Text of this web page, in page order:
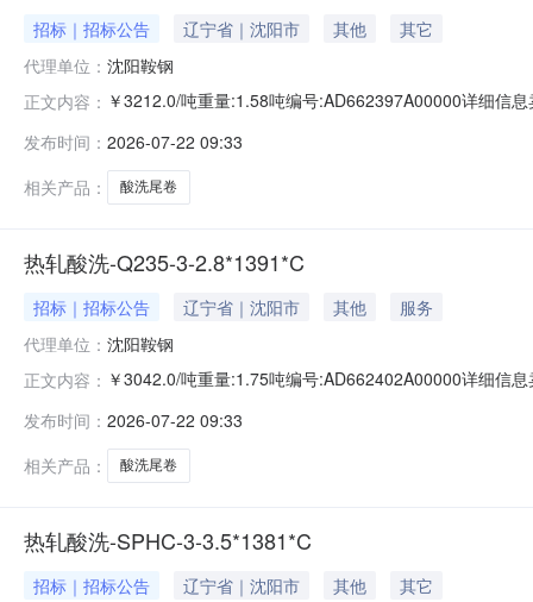
招标｜招标公告 辽宁省｜沈阳市 其他
其它
代理单位： 沈阳鞍钢
正文内容： ￥3212.0/吨重量:1.58吨编号:AD662397A00000详细信
求产线名称:冷轧1#线锌层重量代码描述:上表面锌层重量
发布时间： 2026-07-22 09:33
相关产品：
酸洗尾卷
热轧酸洗-Q235-3-2.8*1391*C
招标｜招标公告 辽宁省｜沈阳市 其他
服务
代理单位： 沈阳鞍钢
正文内容： ￥3042.0/吨重量:1.75吨编号:AD662402A00000详细信
产线名称:冷轧1#线锌层重量代码描述:上表面锌层重量
发布时间： 2026-07-22 09:33
相关产品：
酸洗尾卷
热轧酸洗-SPHC-3-3.5*1381*C
招标｜招标公告 辽宁省｜沈阳市 其他
其它